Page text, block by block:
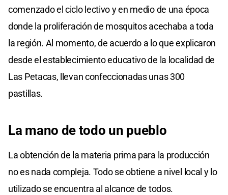
comenzado el ciclo lectivo y en medio de una época
donde la proliferación de mosquitos acechaba a toda
la región. Al momento, de acuerdo a lo que explicaron
desde el establecimiento educativo de la localidad de
Las Petacas, llevan confeccionadas unas 300
pastillas.
La mano de todo un pueblo
La obtención de la materia prima para la producción
no es nada compleja. Todo se obtiene a nivel local y lo
utilizado se encuentra al alcance de todos.